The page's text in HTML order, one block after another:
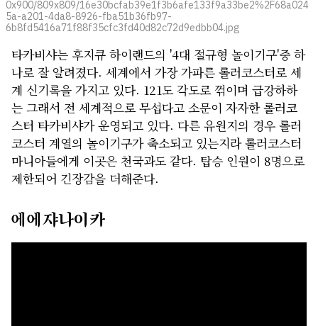
0x900/809x809/16e30bcfab39e1f3b6afe133f9a33be2%2F68a024
5a-a201-4da8-8926-fba51b36fb97-
6b8fd5416a71f88f35cfc3fd40d82c72d9edbb04.jpg
타카비샤는 후지큐 하이랜드의 '4대 절규형 놀이기구'중 하
나로 잘 알려졌다. 세계에서 가장 가파른 롤러코스터로 세
계 신기록을 가지고 있다. 121도 각도로 꺾이며 급강하하
는 그래서 전 세계적으로 무섭다고 소문이 자자한 롤러코
스터 타카비샤가 운영되고 있다. 다른 유원지의 경우 롤러
코스터 계열의 놀이기구가 축소되고 있는지라 롤러코스터
마니아들에게 이곳은 천국과도 같다. 탑승 인원이 8명으로
제한되어 긴장감을 더해준다.
에에쟈나이카